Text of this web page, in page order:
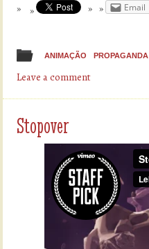
Email
ANIMAÇÃO PROPAGANDA
Leave a comment
Stopover